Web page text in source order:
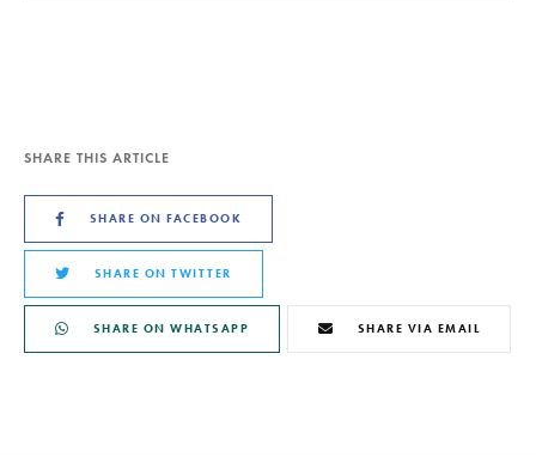
SHARE THIS ARTICLE
SHARE ON FACEBOOK
SHARE ON TWITTER
SHARE ON WHATSAPP SHARE VIA EMAIL